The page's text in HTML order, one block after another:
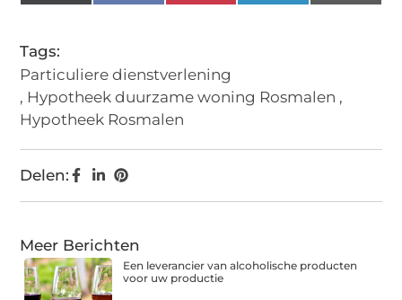
(Twitter)
Tags:
Particuliere dienstverlening
, Hypotheek duurzame woning Rosmalen ,
Hypotheek Rosmalen
Delen:
Meer Berichten
Een leverancier van alcoholische producten
voor uw productie